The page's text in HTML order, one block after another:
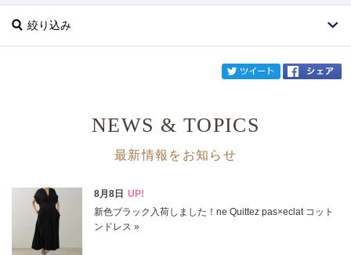
絞り込み
サイズ
掲載雑誌
NEWS & TOPICS
最新情報をお知らせ